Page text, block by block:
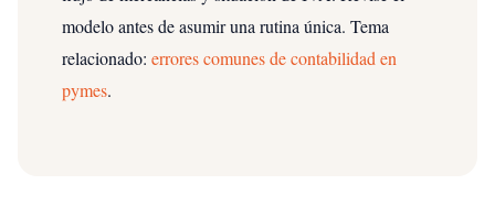
modelo antes de asumir una rutina única. Tema
relacionado: errores comunes de contabilidad en
pymes.